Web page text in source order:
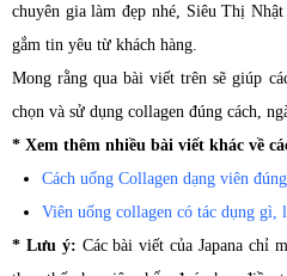
chuyên gia làm đẹp nhé, Siêu Thị
gắm tin yêu từ khách hàng.
Mong rằng qua bài viết trên sẽ giúp
chọn và sử dụng collagen đúng cách,
* Xem thêm nhiều bài viết khác về
Cách uống Collagen dạng viên
Viên uống collagen có tác dụng gì,
* Lưu ý: Các bài viết của Japana chỉ